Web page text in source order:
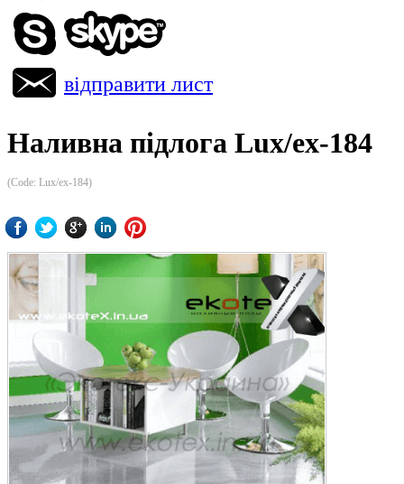
відправити лист
Наливна підлога Lux/ex-184
(Code: Lux/ex-184)